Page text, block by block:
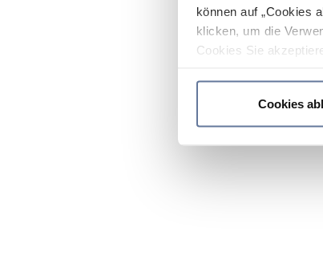
können auf „Cookies
klicken, um die
Cookies Sie
Cookies